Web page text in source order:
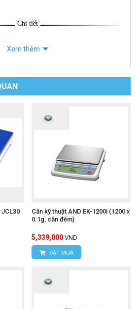
Chi tiết
Xem thêm
JCL30
Cân kỹ thuật AND EK-1200i (1200 x
0.1g, cân đếm)
5,339,000 VND
ĐẶT MUA